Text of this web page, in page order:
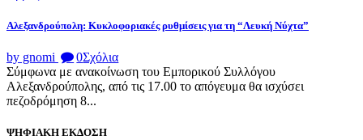
Αλεξανδρούπολη: Κυκλοφοριακές ρυθμίσεις για τη “Λευκή Νύχτα”
by gnomi 0Σχόλια
Σύμφωνα με ανακοίνωση του Εμπορικού Συλλόγου
Αλεξανδρούπολης, από τις 17.00 το απόγευμα θα ισχύσει
πεζοδρόμηση 8...
ΨΗΦΙΑΚΗ ΕΚΔΟΣΗ